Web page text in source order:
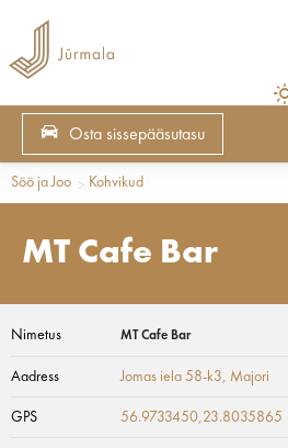
Osta sissepääsutasu
Söö ja Joo Kohvikud
MT Cafe Bar
Nimetus MT Cafe Bar
Aadress Jomas iela 58-k3, Majori
GPS 56.9733450,23.8035865